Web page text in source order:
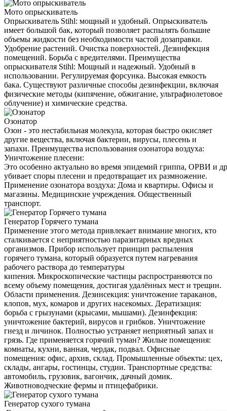
Мото опрыскиватель
Опрыскиватель Stihl: мощный и удобный. Опрыскиватель
имеет большой бак, который позволяет распылять большие
объемы жидкости без необходимости частой дозаправки.
Удобрение растений. Очистка поверхностей. Дезинфекция
помещений. Борьба с вредителями. Преимущества
опрыскивателя Stihl: Мощный и надежный. Удобный в
использовании. Регулируемая форсунка. Высокая емкость
бака. Существуют различные способы дезинфекции, включая
физические методы (кипячение, обжигание, ультрафиолетовое
облучение) и химические средства.
Озонатор
Озон - это нестабильная молекула, которая быстро окисляет
другие вещества, включая бактерии, вирусы, плесень и
запахи. Преимущества использования озонатора воздуха:
Уничтожение плесени:
Это особенно актуально во время эпидемий гриппа, ОРВИ и
убивает споры плесени и предотвращает их размножение.
Применение озонатора воздуха: Дома и квартиры. Офисы и
магазины. Медицинские учреждения. Общественный
транспорт.
Генератор Горячего тумана
Применение этого метода привлекает внимание многих, кто
сталкивается с неприятностью паразитарных вредных
организмов. Прибор использует принцип распыления
горячего тумана, который образуется путем нагревания
рабочего раствора до температуры
кипения. Микроскопические частицы распространяются по
всему объему помещения, достигая удалённых мест и трещин.
Области применения. Дезинсекция: уничтожение тараканов,
клопов, мух, комаров и других насекомых. Дератизация:
борьба с грызунами (крысами, мышами). Дезинфекция:
уничтожение бактерий, вирусов и грибков. Уничтожение
гнезд и личинок. Полностью устраняет неприятный запах и
грязь. Где применяется горячий туман? Жилые помещения:
комнаты, кухни, ванная, чердак, подвал. Офисные
помещения: офис, архив, склад. Промышленные объекты: цех,
склады, ангары, гостинцы, студии. Транспортные средства:
автомобиль, грузовик, вагончик, дачный домик.
Животноводческие фермы и птицефабрики.
Генератор сухого тумана